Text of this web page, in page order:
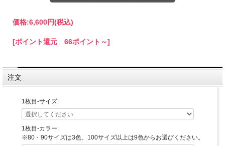
＜商品詳細＞
枚丁寧に心を込めておつくりいたします。
◆文字色・配置などのデザインは基本アーティストにおまかせとなります。
◆3点までポスト投函でのお届け（日時指定不可）、4点以上は宅配便でのお届けと
＜ご注文の手順＞
以下の手順で1枚目・2枚目それぞれご選択・ご記入をお願いします。
1.Tシャツサイズをお選びください。
（大人サイズは2枚目で選択可能です。2枚とも大人サイズをご希望の場合は備考欄
価格:6,600円(税込)
[ポイント還元 66ポイント～]
注文
1枚目-サイズ:
1枚目-カラー:
※80・90サイズは3色、100サイズ以上は9色からお選びください。